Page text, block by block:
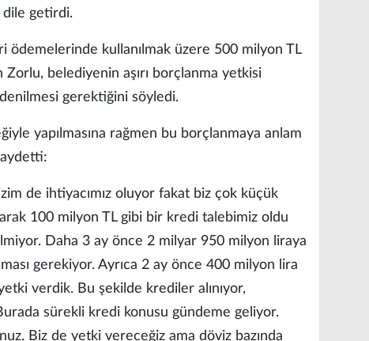
dile getirdi.
ödemelerinde kullanılmak üzere 500 milyon TL
Zorlu, belediyenin aşırı borçlanma yetkisi
gerektiğini söyledi.
yapılmasına rağmen bu borçlanmaya anlam
de ihtiyacımız oluyor fakat biz çok küçük
100 milyon TL gibi bir kredi talebimiz oldu
Daha 3 ay önce 2 milyar 950 milyon liraya
gerekiyor. Ayrıca 2 ay önce 400 milyon lira
verdik. Bu şekilde krediler alınıyor,
sürekli kredi konusu gündeme geliyor.
Biz de yetki vereceğiz ama döviz bazında